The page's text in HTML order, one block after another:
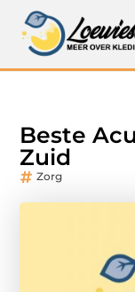
Beste
Zuid
Zorg